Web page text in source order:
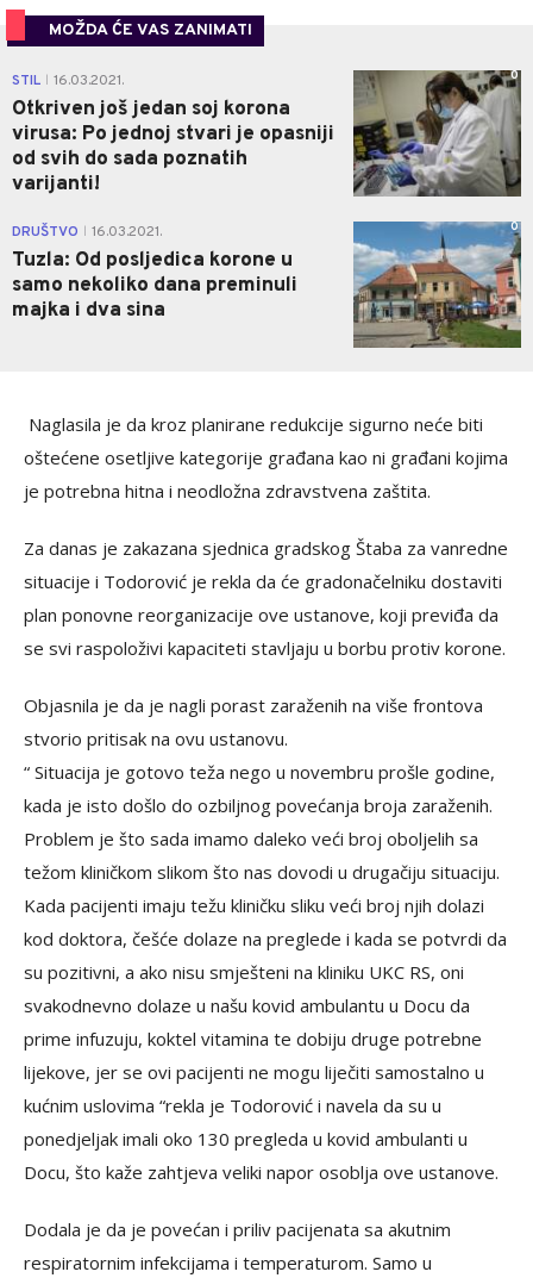
MOŽDA ĆE VAS ZANIMATI
STIL 16.03.2021.
Otkriven još jedan soj korona
virusa: Po jednoj stvari je opasniji
od svih do sada poznatih
varijanti!
0
DRUŠTVO 16.03.2021.
Tuzla: Od posljedica korone u
samo nekoliko dana preminuli
majka i dva sina
0
Naglasila je da kroz planirane redukcije sigurno neće biti
oštećene osetljive kategorije građana kao ni građani kojima
je potrebna hitna i neodložna zdravstvena zaštita.
Za danas je zakazana sjednica gradskog Štaba za vanredne
situacije i Todorović je rekla da će gradonačelniku dostaviti
plan ponovne reorganizacije ove ustanove, koji previđa da
se svi raspoloživi kapaciteti stavljaju u borbu protiv korone.
Objasnila je da je nagli porast zaraženih na više frontova
stvorio pritisak na ovu ustanovu.
“ Situacija je gotovo teža nego u novembru prošle godine,
kada je isto došlo do ozbiljnog povećanja broja zaraženih.
Problem je što sada imamo daleko veći broj oboljelih sa
težom kliničkom slikom što nas dovodi u drugačiju situaciju.
Kada pacijenti imaju težu kliničku sliku veći broj njih dolazi
kod doktora, češće dolaze na preglede i kada se potvrdi da
su pozitivni, a ako nisu smješteni na kliniku UKC RS, oni
svakodnevno dolaze u našu kovid ambulantu u Docu da
prime infuzuju, koktel vitamina te dobiju druge potrebne
lijekove, jer se ovi pacijenti ne mogu liječiti samostalno u
kućnim uslovima “rekla je Todorović i navela da su u
ponedjeljak imali oko 130 pregleda u kovid ambulanti u
Docu, što kaže zahtjeva veliki napor osoblja ove ustanove.
Dodala je da je povećan i priliv pacijenata sa akutnim
respiratornim infekcijama i temperaturom. Samo u